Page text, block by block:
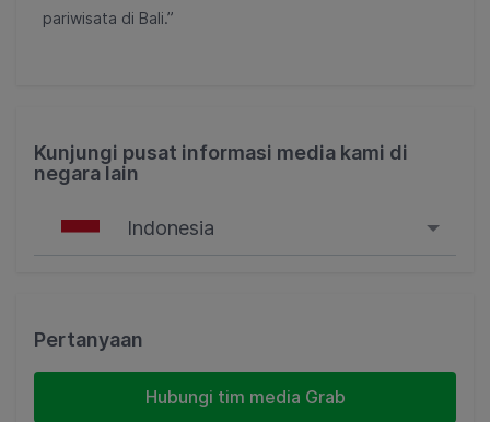
pariwisata di Bali.”
Kunjungi pusat informasi media kami di
negara lain
Indonesia
Malaysia
Indonesia
Pertanyaan
Hubungi tim media Grab